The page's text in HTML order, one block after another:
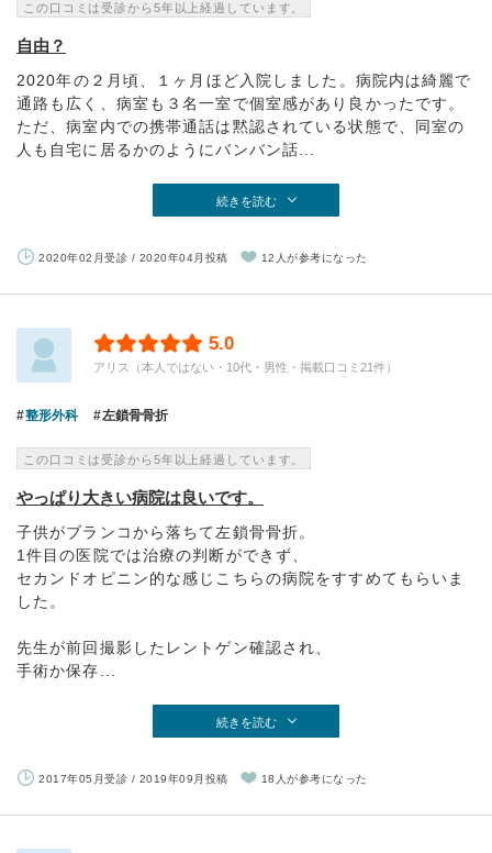
この口コミは受診から5年以上経過しています。
自由？
2020年の２月頃、１ヶ月ほど入院しました。病院内は綺麗で
通路も広く、病室も３名一室で個室感があり良かったです。
ただ、病室内での携帯通話は黙認されている状態で、同室の
人も自宅に居るかのようにバンバン話...
続きを読む
2020年02月受診 / 2020年04月投稿 12人が参考になった
5.0
アリス（本人ではない・10代・男性・掲載口コミ21件）
整形外科 左鎖骨骨折
この口コミは受診から5年以上経過しています。
やっぱり大きい病院は良いです。
子供がブランコから落ちて左鎖骨骨折。
1件目の医院では治療の判断ができず、
セカンドオピニン的な感じこちらの病院をすすめてもらいま
した。
先生が前回撮影したレントゲン確認され、
手術か保存...
続きを読む
2017年05月受診 / 2019年09月投稿 18人が参考になった